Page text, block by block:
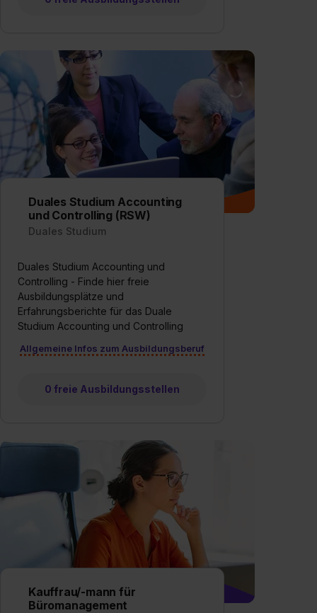
Duales Studium Accounting
und Controlling (RSW)
Duales Studium
Duales Studium Accounting und
Controlling - Finde hier freie
Ausbildungsplätze und
Erfahrungsberichte für das Duale
Studium Accounting und Controlling
Allgemeine Infos zum Ausbildungsberuf
0 freie Ausbildungsstellen
Kauffrau/-mann für
Büromanagement